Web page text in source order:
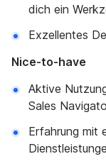
dich ein
Exzellentes
Nice-to-have
Aktive
Sales
Erfahrung mit